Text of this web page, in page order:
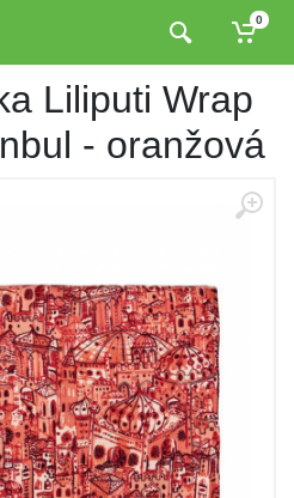
0
Liliputi Wrap
- oranžová